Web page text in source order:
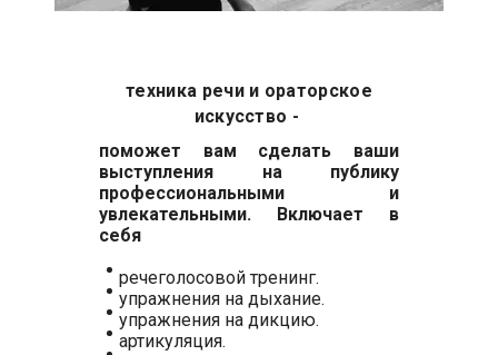
техника речи и ораторское
искусство -
поможет вам сделать ваши
выступления на публику
профессиональными и
увлекательными. Включает в
себя
речеголосовой тренинг.
упражнения на дыхание.
упражнения на дикцию.
артикуляция.